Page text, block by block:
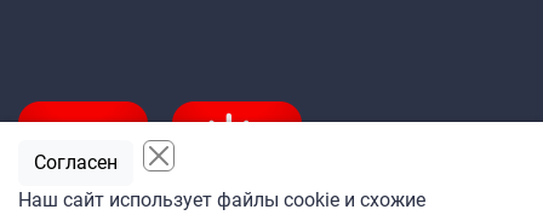
Наш сайт использует файлы cookie и схожие
Согласен